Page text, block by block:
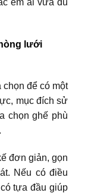
êm ái vừa đủ
lưới
để có một
mục đích sử
chọn ghế phù
đơn giản, gọn
Nếu có điều
tựa đầu giúp